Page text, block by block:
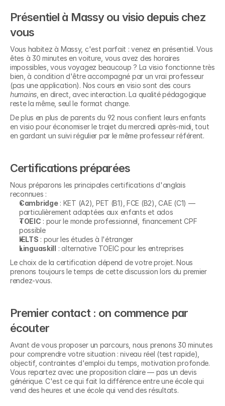
Présentiel à Massy ou visio depuis chez
vous
Vous habitez à Massy, c'est parfait : venez en présentiel. Vous
êtes à 30 minutes en voiture, vous avez des horaires
impossibles, vous voyagez beaucoup ? La visio fonctionne très
bien, à condition d'être accompagné par un vrai professeur
humains , en direct, avec interaction. La qualité pédagogique
reste la même, seul le format change.
De plus en plus de parents du 92 nous confient leurs enfants
en visio pour économiser le trajet du mercredi après-midi, tout
en gardant un suivi régulier par le même professeur référent.
Certifications préparées
Nous préparons les principales certifications d'anglais
reconnues :
Cambridge : KET (A2), PET (B1), FCE (B2), CAE (C1) —
particulièrement adaptées aux enfants et ados
TOEIC : pour le monde professionnel, financement CPF
possible
IELTS : pour les études à l'étranger
Linguaskill : alternative TOEIC pour les entreprises
Le choix de la certification dépend de votre projet. Nous
prenons toujours le temps de cette discussion lors du premier
rendez-vous.
Premier contact : on commence par
écouter
Avant de vous proposer un parcours, nous prenons 30 minutes
pour comprendre votre situation : niveau réel (test rapide),
objectif, contraintes d'emploi du temps, motivation profonde.
Vous repartez avec une proposition claire — pas un devis
générique. C'est ce qui fait la différence entre une école qui
vend des heures et une école qui vend des résultats.